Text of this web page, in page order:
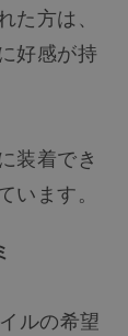
方は、
好感が持
装着でき
ます。
ルの希望